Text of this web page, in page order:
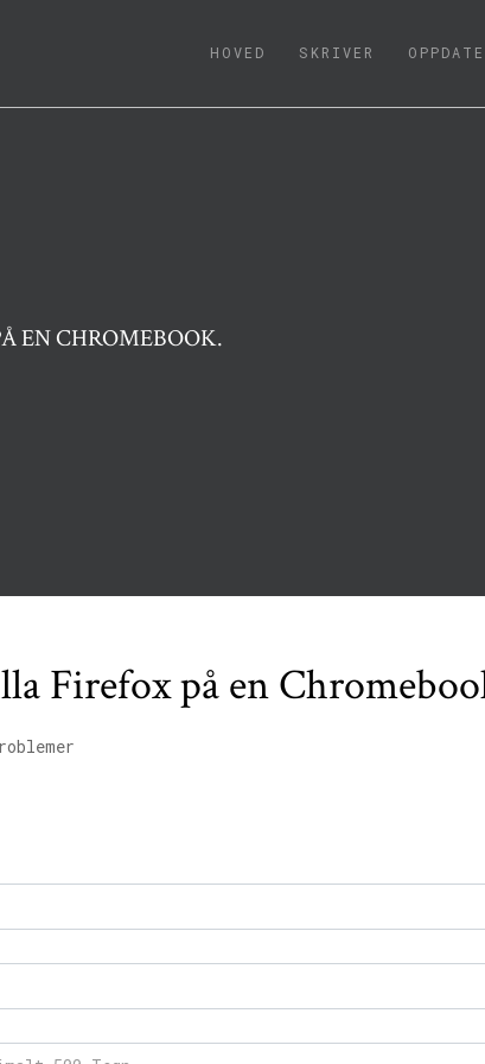
HOVED (CURRENT)
SKRIVER
EN CHROMEBOOK.
Firefox på en